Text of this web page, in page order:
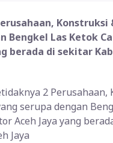
Bengkel Las Ketok
berada di sekitar
2 Perusahaan,
serupa dengan
Aceh Jaya yang
Jaya